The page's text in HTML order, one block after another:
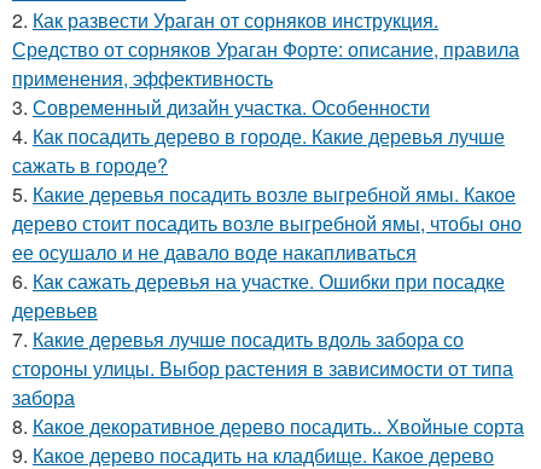
2. Как развести Ураган от сорняков инструкция.
Средство от сорняков Ураган Форте: описание, правила
применения, эффективность
3. Современный дизайн участка. Особенности
4. Как посадить дерево в городе. Какие деревья лучше
сажать в городе?
5. Какие деревья посадить возле выгребной ямы. Какое
дерево стоит посадить возле выгребной ямы, чтобы оно
ее осушало и не давало воде накапливаться
6. Как сажать деревья на участке. Ошибки при посадке
деревьев
7. Какие деревья лучше посадить вдоль забора со
стороны улицы. Выбор растения в зависимости от типа
забора
8. Какое декоративное дерево посадить.. Хвойные сорта
9. Какое дерево посадить на кладбище. Какое дерево